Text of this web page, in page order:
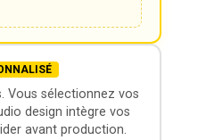
Vous sélectionnez vos
design intègre vos
avant production.